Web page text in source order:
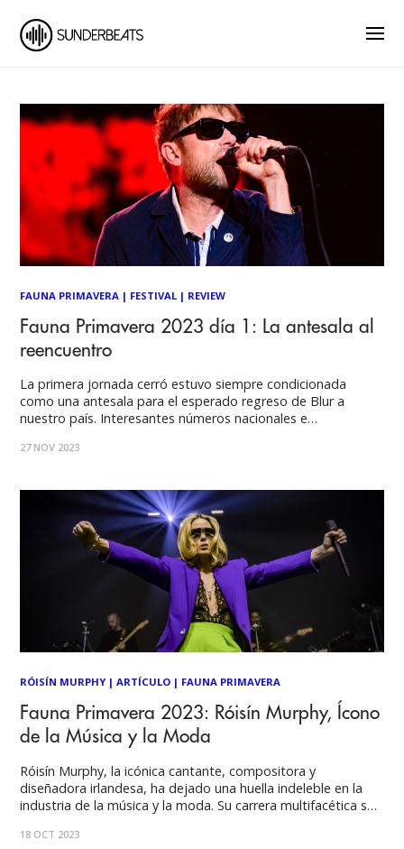
FAUNA PRIMAVERA | FESTIVAL | REVIEW
Fauna Primavera 2023 día 1: La antesala al
reencuentro
La primera jornada cerró estuvo siempre condicionada
como una antesala para el esperado regreso de Blur a
nuestro país. Interesantes números nacionales e
Parque Ciudad Empresarial que está cada vez más
27 NOV 2023
RÓISÍN MURPHY|ARTÍCULO | FAUNA PRIMAVERA
Fauna Primavera 2023: Róisín Murphy, Ícono
de la Música y la Moda
Róisín Murphy, la icónica cantante, compositora y
diseñadora irlandesa, ha dejado una huella indeleble en la
industria de la música y la moda. Su carrera multifacética se
creatividad de la música electrónica con la innovación en la
18 OCT 2023